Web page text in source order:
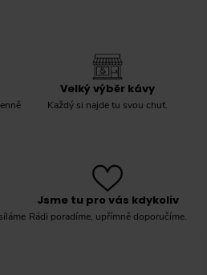
Velký výběr kávy
Každý si najde tu svou chuť.
Jsme tu pro vás kdykoliv
Rádi poradíme, upřímně doporučíme.